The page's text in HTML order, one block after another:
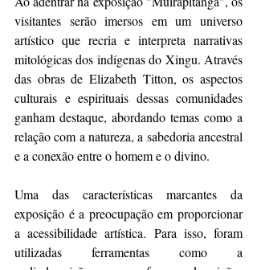
visitantes serão imersos em um universo
artístico que recria e interpreta narrativas
mitológicas dos indígenas do Xingu. Através
das obras de Elizabeth Titton, os aspectos
culturais e espirituais dessas comunidades
ganham destaque, abordando temas como a
relação com a natureza, a sabedoria ancestral
e a conexão entre o homem e o divino.
Uma das características marcantes da
exposição é a preocupação em proporcionar
a acessibilidade artística. Para isso, foram
utilizadas ferramentas como a